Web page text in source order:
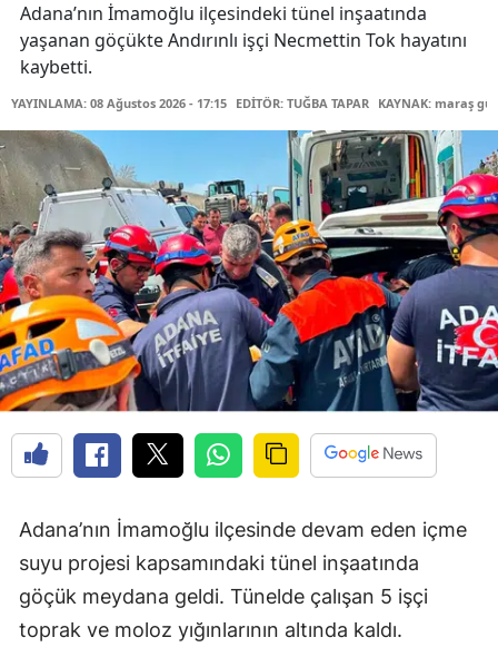
Adana’nın İmamoğlu ilçesindeki tünel inşaatında
yaşanan göçükte Andırınlı işçi Necmettin Tok hayatını
kaybetti.
YAYINLAMA: 08 Ağustos 2026 - 17:15 EDİTÖR: TUĞBA TAPAR KAYNAK: maraş
Adana’nın İmamoğlu ilçesinde devam eden içme
suyu projesi kapsamındaki tünel inşaatında
göçük meydana geldi. Tünelde çalışan 5 işçi
toprak ve moloz yığınlarının altında kaldı.